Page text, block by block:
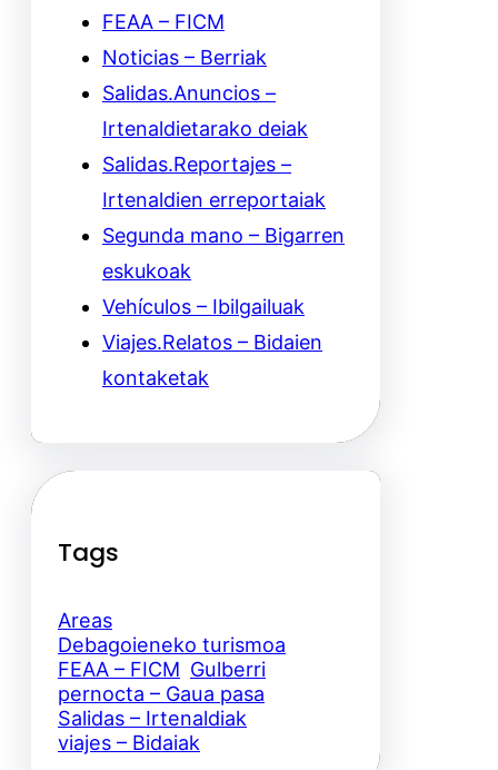
FEAA – FICM
Noticias – Berriak
Salidas.Anuncios –
Irtenaldietarako deiak
Salidas.Reportajes –
Irtenaldien erreportaiak
Segunda mano – Bigarren
eskukoak
Vehículos – Ibilgailuak
Viajes.Relatos – Bidaien
kontaketak
Tags
Areas
Debagoieneko turismoa
FEAA – FICM Gulberri
pernocta – Gaua pasa
Salidas – Irtenaldiak
viajes – Bidaiak